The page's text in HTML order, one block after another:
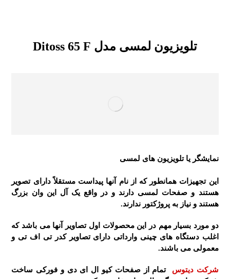
تلویزیون لمسی مدل Ditoss 65 F
نمایشگر یا تلویزیون های لمسی
این تجهیزات همانطور که از نام آنها پیداست مستقلاً دارای تصویر
هستند و صفحات لمسی دارند و در واقع یک آل این وان بزرگ
هستند و نیاز به پروژکتور ندارند.
دو مورد بسیار مهم در این محصولات اول تصاویر آنها می باشد که
اغلب دستگاه های چینی وارداتی دارای تصاویر کدر تی اف تی و
معمولی می باشند.
شرکت دیتوس
تمام از صفحات کیو ال ای دی و فورکی ساخت